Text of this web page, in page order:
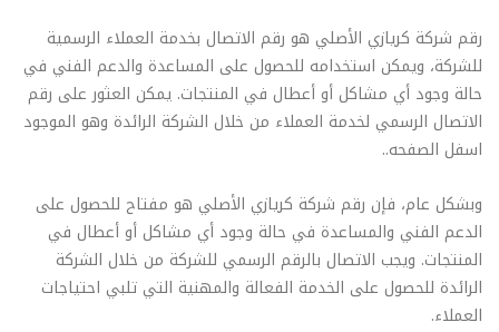
رقم شركة كريازي الأصلي هو رقم الاتصال بخدمة العملاء الرسمية
للشركة، ويمكن استخدامه للحصول على المساعدة والدعم الفني في
حالة وجود أي مشاكل أو أعطال في المنتجات. يمكن العثور على رقم
الاتصال الرسمي لخدمة العملاء من خلال الشركة الرائدة وهو الموجود
اسفل الصفحه..
وبشكل عام، فإن رقم شركة كريازي الأصلي هو مفتاح للحصول على
الدعم الفني والمساعدة في حالة وجود أي مشاكل أو أعطال في
المنتجات. ويجب الاتصال بالرقم الرسمي للشركة من خلال الشركة
الرائدة للحصول على الخدمة الفعالة والمهنية التي تلبي احتياجات
العملاء.